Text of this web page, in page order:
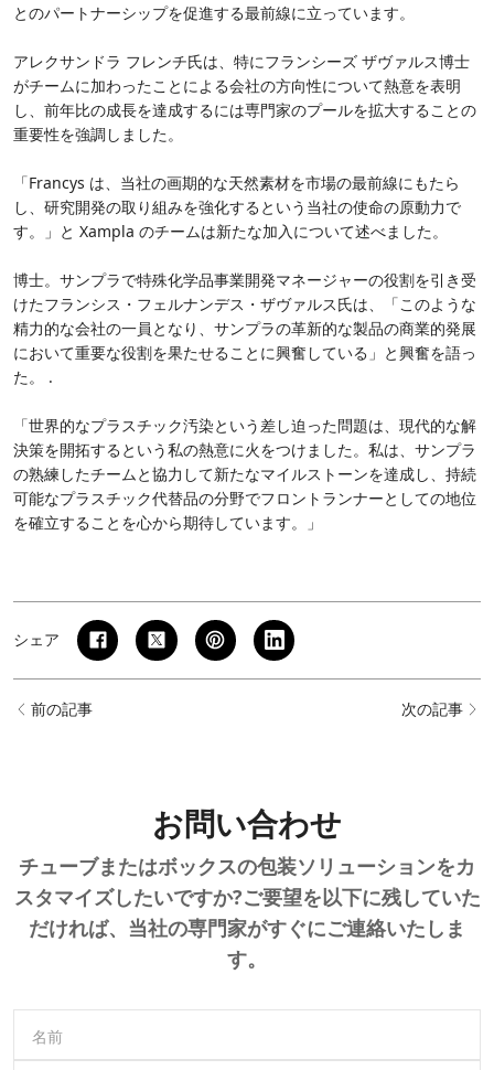
とのパートナーシップを促進する最前線に立っています。
アレクサンドラ フレンチ氏は、特にフランシーズ ザヴァルス博士
がチームに加わったことによる会社の方向性について熱意を表明
し、前年比の成長を達成するには専門家のプールを拡大することの
重要性を強調しました。
「Francys は、当社の画期的な天然素材を市場の最前線にもたら
し、研究開発の取り組みを強化するという当社の使命の原動力で
す。」と Xampla のチームは新たな加入について述べました。
博士。サンプラで特殊化学品事業開発マネージャーの役​​割を引き受
けたフランシス・フェルナンデス・ザヴァルス氏は、「このような
精力的な会社の一員となり、サンプラの革新的な製品の商業的発展
において重要な役割を果たせることに興奮している」と興奮を語っ
た。 .
「世界的なプラスチック汚染という差し迫った問題は、現代的な解
決策を開拓するという私の熱意に火をつけました。私は、サンプラ
の熟練したチームと協力して新たなマイルストーンを達成し、持続
可能なプラスチック代替品の分野でフロントランナーとしての地位
を確立することを心から期待しています。」
シェア
前の記事 次の記事
お問い合わせ
チューブまたはボックスの包装ソリューションをカ
スタマイズしたいですか?ご要望を以下に残していた
だければ、当社の専門家がすぐにご連絡いたしま
す。
名前